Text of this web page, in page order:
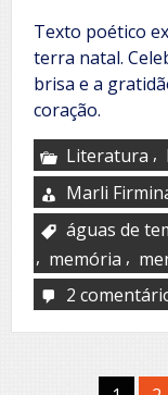
Texto poético
terra natal.
brisa e a
coração.
Literatura ,
Marli
águas de
, memória ,
2